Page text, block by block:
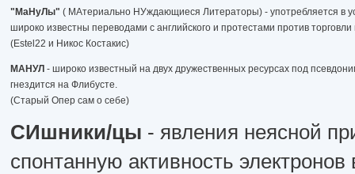
"МаНуЛы" ( МАтериально НУждающиеся Литераторы) - употребляется в
широко известны переводами с английского и протестами против
(Estel22 и Никос Костакис)
МАНУЛ - широко известный на двух дружественных ресурсах под
гнездится на Флибусте.
(Старый Опер сам о себе)
СИшники/цы - явления неясной
спонтанную активность